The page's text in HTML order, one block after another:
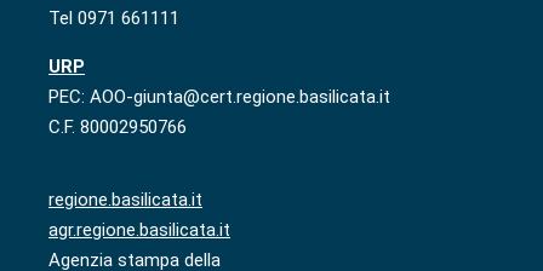
Tel 0971 661111
URP
PEC: AOO-giunta@cert.regione.basilicata.it
C.F. 80002950766
regione.basilicata.it
agr.regione.basilicata.it
Agenzia stampa della